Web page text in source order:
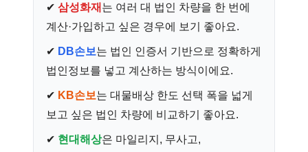
✔ 삼성화재 는 여러 대 법인 차량을 한 번에
계산·가입하고 싶은 경우에 보기 좋아요.
✔ DB손보는 법인 인증서 기반으로 정확하게
법인정보를 넣고 계산하는 방식이에요.
✔ KB손보는 대물배상 한도 선택 폭을 넓게
보고 싶은 법인 차량에 비교하기 좋아요.
✔ 현대해상은 마일리지, 무사고,